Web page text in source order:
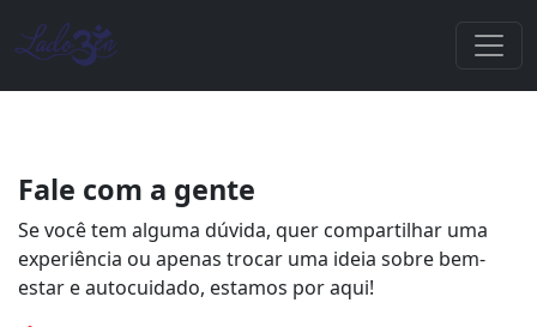
Fale com a gente
Se você tem alguma dúvida, quer compartilhar uma
experiência ou apenas trocar uma ideia sobre bem-
estar e autocuidado, estamos por aqui!